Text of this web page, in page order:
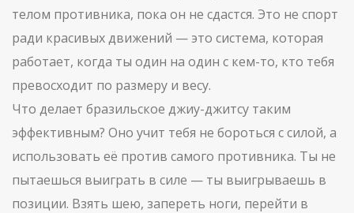
телом противника, пока он не сдастся. Это не спорт
ради красивых движений — это система, которая
работает, когда ты один на один с кем-то, кто тебя
превосходит по размеру и весу.
Что делает бразильское джиу-джитсу таким
эффективным? Оно учит тебя не бороться с силой, а
использовать её против самого противника. Ты не
пытаешься выиграть в силе — ты выигрываешь в
позиции. Взять шею, запереть ноги, перейти в